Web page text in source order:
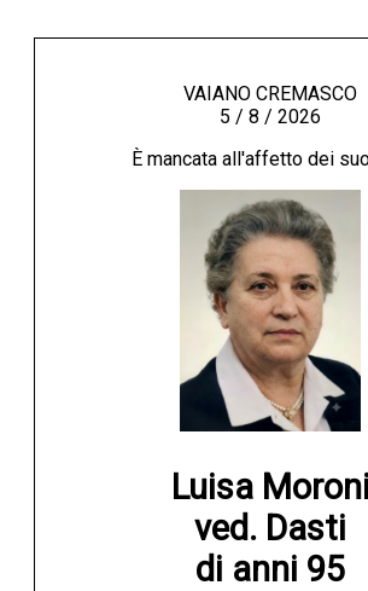
VAIANO CREMASCO
5 / 8 / 2026
È mancata all'affetto dei
Luisa Moroni
ved. Dasti
di anni 95